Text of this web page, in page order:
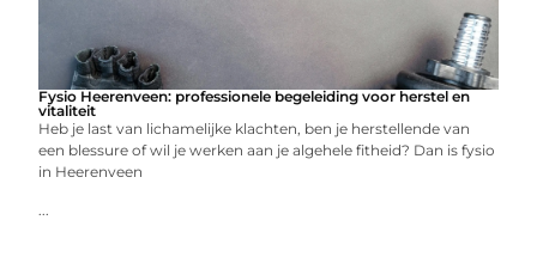
Fysio Heerenveen: professionele begeleiding voor herstel en
vitaliteit
Heb je last van lichamelijke klachten, ben je herstellende van
een blessure of wil je werken aan je algehele fitheid? Dan is fysio
in Heerenveen
...